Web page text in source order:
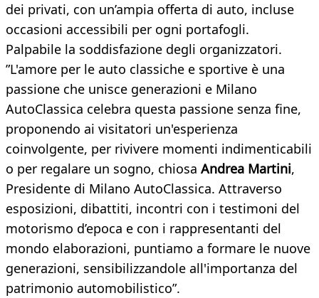
dei privati, con un’ampia offerta di auto, incluse
occasioni accessibili per ogni portafogli.
Palpabile la soddisfazione degli organizzatori.
”L'amore per le auto classiche e sportive è una
passione che unisce generazioni e Milano
AutoClassica celebra questa passione senza fine,
proponendo ai visitatori un'esperienza
coinvolgente, per rivivere momenti indimenticabili
o per regalare un sogno, chiosa Andrea Martini,
Presidente di Milano AutoClassica. Attraverso
esposizioni, dibattiti, incontri con i testimoni del
motorismo d’epoca e con i rappresentanti del
mondo elaborazioni, puntiamo a formare le nuove
generazioni, sensibilizzandole all'importanza del
patrimonio automobilistico”.